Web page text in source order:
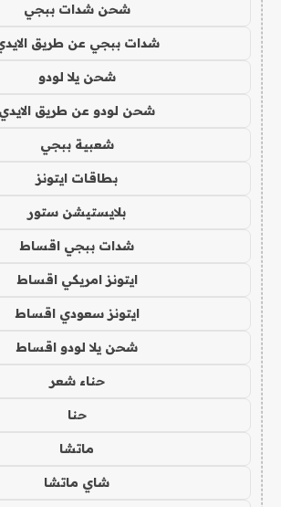
شحن شدات ببجي
شدات ببجي عن طريق
شحن يلا لودو
شحن لودو عن طريق الايدي
شعبية ببجي
بطاقات ايتونز
بلايستيشن ستور
شدات ببجي اقساط
ايتونز امريكي اقساط
ايتونز سعودي اقساط
شحن يلا لودو اقساط
حناء شعر
حنا
ماتشا
شاي ماتشا